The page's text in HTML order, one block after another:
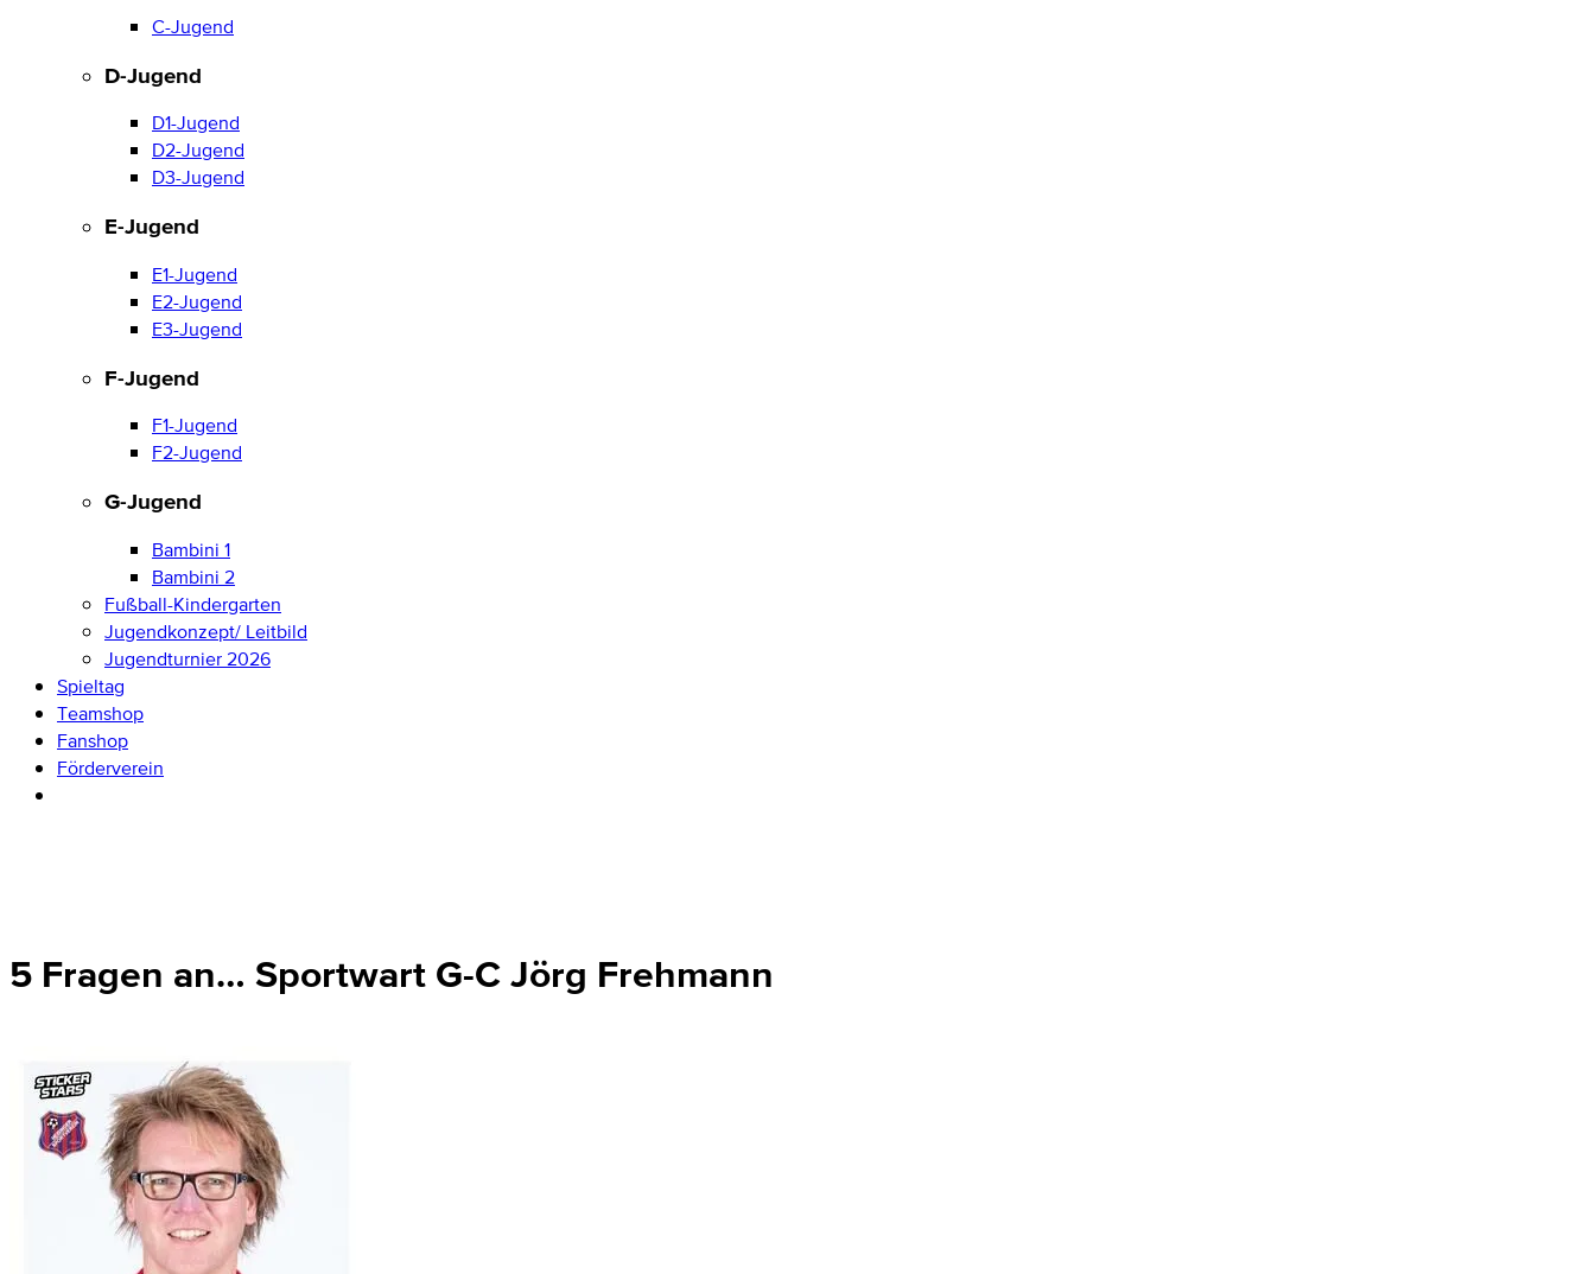
C-Jugend
D-Jugend
D1-Jugend
D2-Jugend
D3-Jugend
E-Jugend
E1-Jugend
E2-Jugend
E3-Jugend
F-Jugend
F1-Jugend
F2-Jugend
G-Jugend
Bambini 1
Bambini 2
Fußball-Kindergarten
Jugendkonzept/ Leitbild
Jugendturnier 2026
Spieltag
Teamshop
Fanshop
Förderverein
5 Fragen an… Sportwart G-C Jörg Frehmann